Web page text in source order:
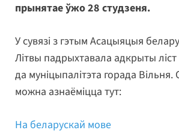
прынятае ўжо 28 студзеня.
У сувязі з гэтым Асацыяцыя
Літвы падрыхтавала адкрыты ліст
да муніцыпалітэта горада Вільня.
можна азнаёміцца тут:
На беларускай мове